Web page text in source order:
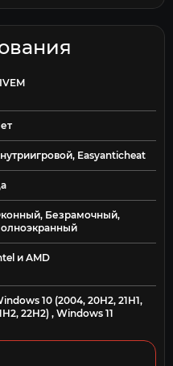
множество других
улучшить вашу
различные параметры
силу
геймплея, чтобы
которая подходит
с упором на
значение
защите данных наших
что ваш опыт игры
чит для GTA 5 с
функционал
а также
Unicore -
преимущество в
Easyanticheat
Безрамочный,
и AMD
10 (2004, 20H2, 21H1,
22H2) , Windows 11